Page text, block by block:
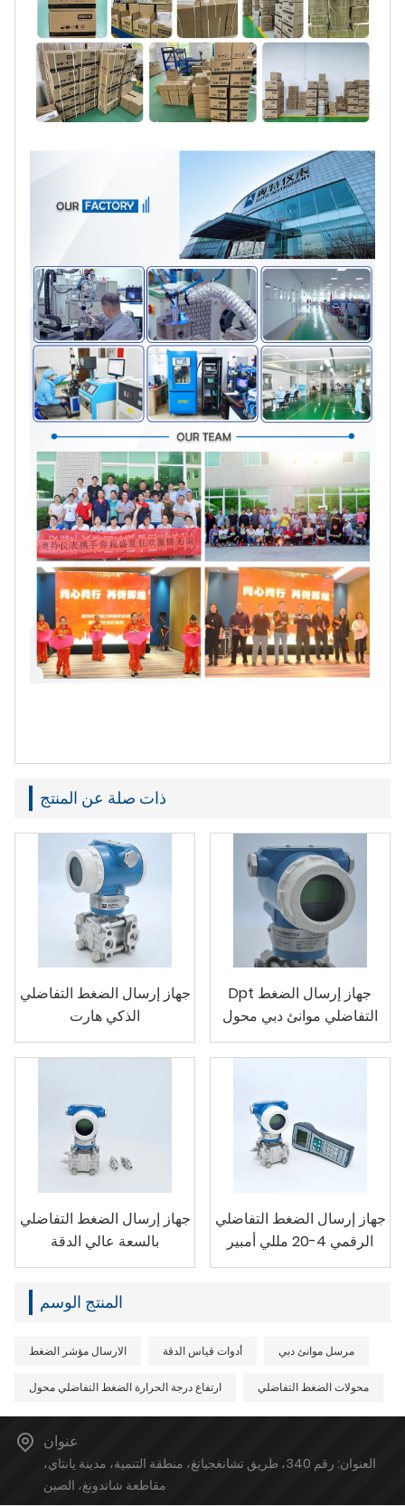
ذات صلة عن المنتج
جهاز إرسال الضغط التفاضلي
الذكي هارت
Dpt جهاز إرسال الضغط
التفاضلي موانئ دبي محول
جهاز إرسال الضغط التفاضلي
بالسعة عالي الدقة
جهاز إرسال الضغط التفاضلي
الرقمي 4-20 مللي أمبير
المنتج الوسم
الارسال مؤشر الضغط أدوات قياس الدقة مرسل موانئ دبي
ارتفاع درجة الحرارة الضغط التفاضلي محول محولات الضغط التفاضلي
عنوان
العنوان: رقم 340، طريق تشانغجيانغ، منطقة التنمية، مدينة يانتاي،
مقاطعة شاندونغ، الصين